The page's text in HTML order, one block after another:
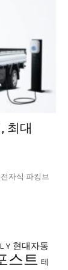
최대
자식 파킹브
Y 현대자동
스트 테